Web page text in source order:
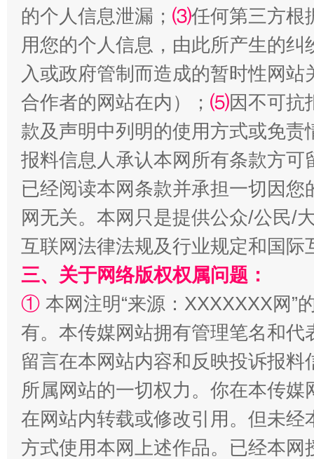
受贿1.44亿！段成刚被判无期 从幼
全民健身五年计划来了！等你上场
阿坝州三大球赛在茂县开幕 规模
的个人信息泄漏； ⑶任何第三方根
用您的个人信息，由此所产生的纠
入或政府管制而造成的暂时性网
合作者的网站在内）； ⑸因不可抗
款及声明中列明的使用方式或免责
报料信息人承认本网所有条款方
已经阅读本网条款并承担一切因
网无关。本网只是提供公众/公民/
互联网法律法规及行业规定和国
三、关于网络版权权属问题：
① 本网注明“来源：XXXXXXX网”
有。本传媒网站拥有管理笔名和
留言在本网站内容和反映投诉报
所属网站的一切权力。你在本传
在网站内转载或修改引用。但未
方式使用本网上述作品。已经本